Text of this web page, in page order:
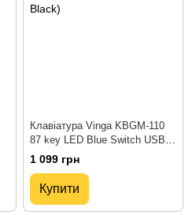
Клавіатура Vinga KBGM-110
87 key LED Blue Switch USB
Black (KBGM-110 Black)
1 099 грн
Купити